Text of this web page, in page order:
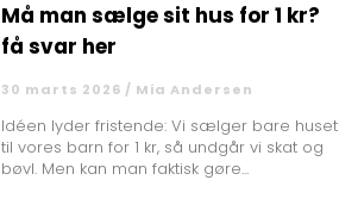
Må man sælge sit hus for 1 kr?
få svar her
30 marts 2026 / Mia Andersen
Idéen lyder fristende: Vi sælger bare huset
til vores barn for 1 kr, så undgår vi skat og
bøvl. Men kan man faktisk gøre...